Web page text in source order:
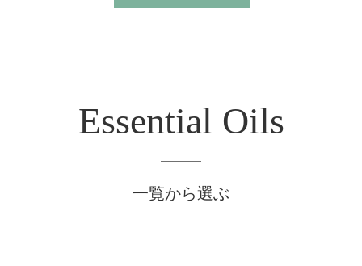
Essential Oils
一覧から選ぶ